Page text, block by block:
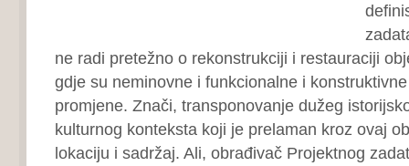
ne radi pretežno o rekonstrukciji i restauraciji
gdje su neminovne i funkcionalne i
promjene. Znači, transponovanje dužeg
kulturnog konteksta koji je prelaman kroz ovaj
lokaciju i sadržaj. Ali, obrađivač Projektnog